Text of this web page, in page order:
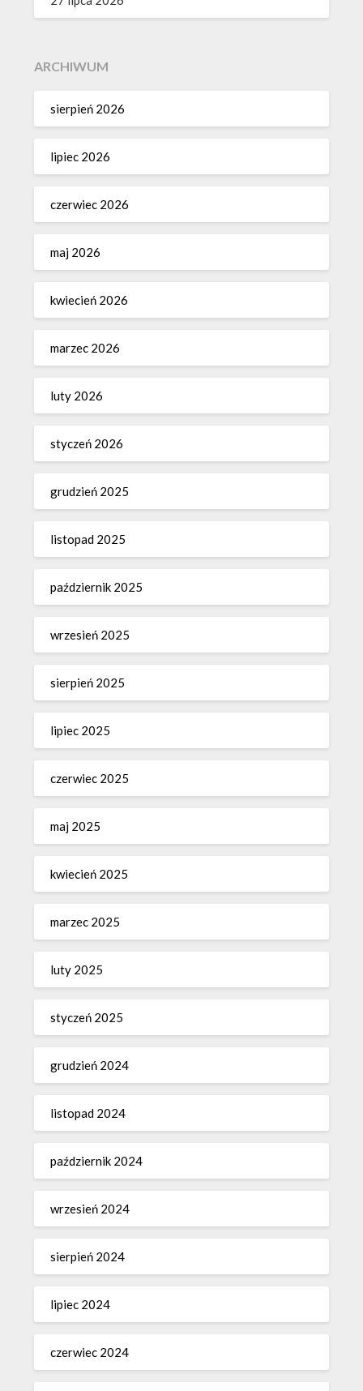
ARCHIWUM
sierpień 2026
lipiec 2026
czerwiec 2026
maj 2026
kwiecień 2026
marzec 2026
luty 2026
styczeń 2026
grudzień 2025
listopad 2025
październik 2025
wrzesień 2025
sierpień 2025
lipiec 2025
czerwiec 2025
maj 2025
kwiecień 2025
marzec 2025
luty 2025
styczeń 2025
grudzień 2024
listopad 2024
październik 2024
wrzesień 2024
sierpień 2024
lipiec 2024
czerwiec 2024